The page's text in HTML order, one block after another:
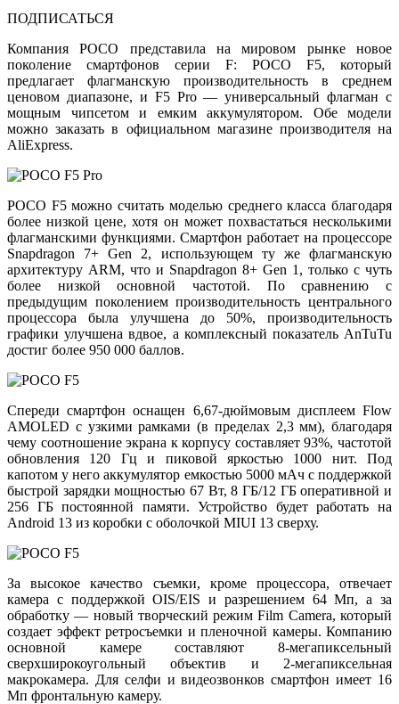
ПОДПИСАТЬСЯ
Компания POCO представила на мировом рынке новое
поколение смартфонов серии F: POCO F5, который
предлагает флагманскую производительность в среднем
ценовом диапазоне, и F5 Pro — универсальный флагман с
мощным чипсетом и емким аккумулятором. Обе модели
можно заказать в официальном магазине производителя на
AliExpress.
POCO F5 можно считать моделью среднего класса благодаря
более низкой цене, хотя он может похвастаться несколькими
флагманскими функциями. Смартфон работает на процессоре
Snapdragon 7+ Gen 2, использующем ту же флагманскую
архитектуру ARM, что и Snapdragon 8+ Gen 1, только с чуть
более низкой основной частотой. По сравнению с
предыдущим поколением производительность центрального
процессора была улучшена до 50%, производительность
графики улучшена вдвое, а комплексный показатель AnTuTu
достиг более 950 000 баллов.
Спереди смартфон оснащен 6,67-дюймовым дисплеем Flow
AMOLED с узкими рамками (в пределах 2,3 мм), благодаря
чему соотношение экрана к корпусу составляет 93%, частотой
обновления 120 Гц и пиковой яркостью 1000 нит. Под
капотом у него аккумулятор емкостью 5000 мАч с поддержкой
быстрой зарядки мощностью 67 Вт, 8 ГБ/12 ГБ оперативной и
256 ГБ постоянной памяти. Устройство будет работать на
Android 13 из коробки с оболочкой MIUI 13 сверху.
За высокое качество съемки, кроме процессора, отвечает
камера с поддержкой OIS/EIS и разрешением 64 Мп, а за
обработку — новый творческий режим Film Camera, который
создает эффект ретросъемки и пленочной камеры. Компанию
основной камере составляют 8-мегапиксельный
сверхширокоугольный объектив и 2-мегапиксельная
макрокамера. Для селфи и видеозвонков смартфон имеет 16
Мп фронтальную камеру.